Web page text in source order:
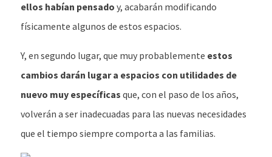
ellos habían pensado y, acabarán modificando
físicamente algunos de estos espacios.
Y, en segundo lugar, que muy probablemente estos
cambios darán lugar a espacios con utilidades de
nuevo muy específicas que, con el paso de los años,
volverán a ser inadecuadas para las nuevas necesidades
que el tiempo siempre comporta a las familias.